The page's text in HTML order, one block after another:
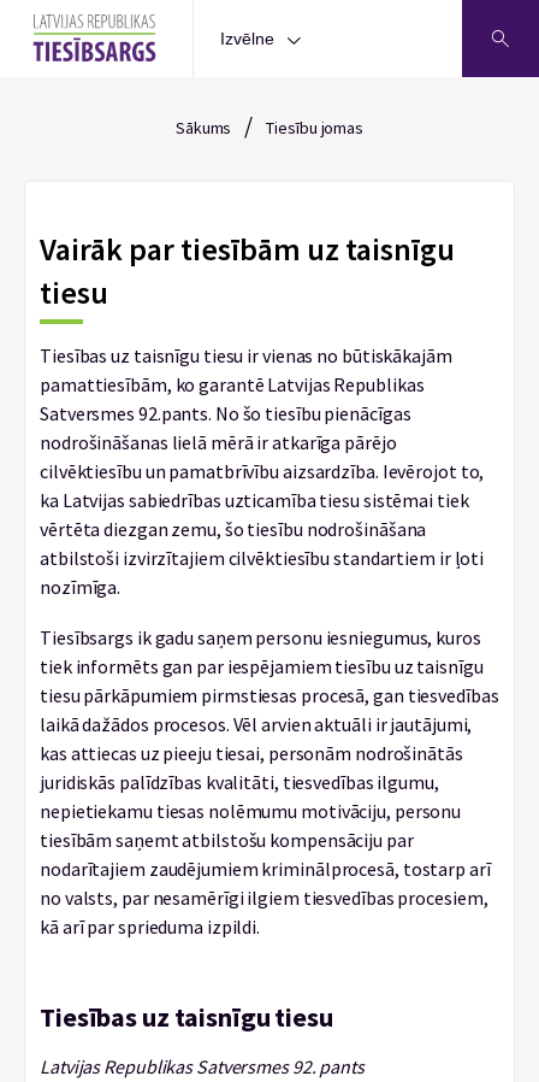
Izvēlne
Sākums / Tiesību jomas
Vairāk par tiesībām uz taisnīgu
tiesu
Tiesības uz taisnīgu tiesu ir vienas no būtiskākajām
pamattiesībām, ko garantē Latvijas Republikas
Satversmes 92.pants. No šo tiesību pienācīgas
nodrošināšanas lielā mērā ir atkarīga pārējo
cilvēktiesību un pamatbrīvību aizsardzība. Ievērojot to,
ka Latvijas sabiedrības uzticamība tiesu sistēmai tiek
vērtēta diezgan zemu, šo tiesību nodrošināšana
atbilstoši izvirzītajiem cilvēktiesību standartiem ir ļoti
nozīmīga.
Tiesībsargs ik gadu saņem personu iesniegumus, kuros
tiek informēts gan par iespējamiem tiesību uz taisnīgu
tiesu pārkāpumiem pirmstiesas procesā, gan tiesvedības
laikā dažādos procesos. Vēl arvien aktuāli ir jautājumi,
kas attiecas uz pieeju tiesai, personām nodrošinātās
juridiskās palīdzības kvalitāti, tiesvedības ilgumu,
nepietiekamu tiesas nolēmumu motivāciju, personu
tiesībām saņemt atbilstošu kompensāciju par
nodarītajiem zaudējumiem kriminālprocesā, tostarp arī
no valsts, par nesamērīgi ilgiem tiesvedības procesiem,
kā arī par sprieduma izpildi.
Tiesības uz taisnīgu tiesu
Latvijas Republikas Satversmes 92. pants